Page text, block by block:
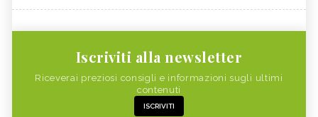
Iscriviti alla newsletter
Riceverai preziosi consigli e informazioni sugli ultimi
contenuti
ISCRIVITI